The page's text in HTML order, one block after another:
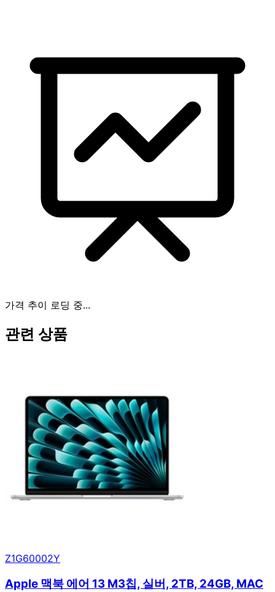
가격 추이 로딩 중...
관련 상품
Z1G60002Y
Apple 맥북 에어 13 M3칩, 실버, 2TB, 24GB, MAC